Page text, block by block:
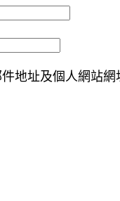
地址及個人網站